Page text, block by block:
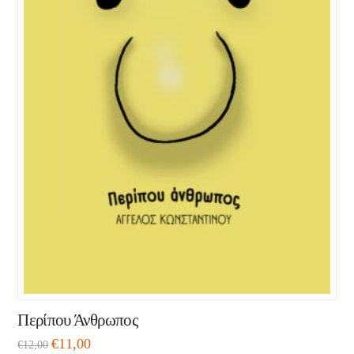
Περίπου Άνθρωπος
€12,00 €11,00